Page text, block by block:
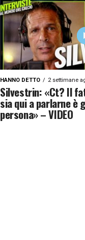
HANNO DETTO 2 settimane
Silvestrin: «Ct? Il
sia qui a parlarne è
persona» – VIDEO